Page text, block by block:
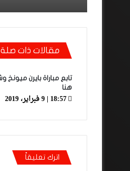
مقالات ذات صلة
هنا
18:57 | 9 فبراير، 2019
اترك تعليقاً